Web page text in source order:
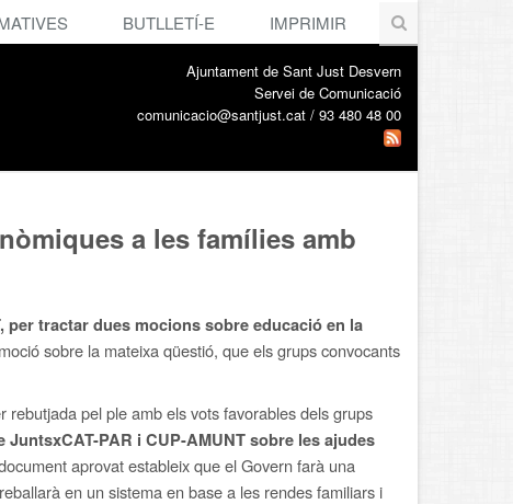
BUTLLETÍ-E IMPRIMIR
Ajuntament de Sant Just Desvern
Servei de Comunicació
comunicacio@santjust.cat / 93 480 48 00
a les famílies amb
tractar dues mocions sobre educació en la
sobre la mateixa qüestió, que els grups convocants
rebutjada pel ple amb els vots favorables dels grups
PAR i CUP-AMUNT sobre les ajudes
aprovat estableix que el Govern farà una
en un sistema en base a les rendes familiars i